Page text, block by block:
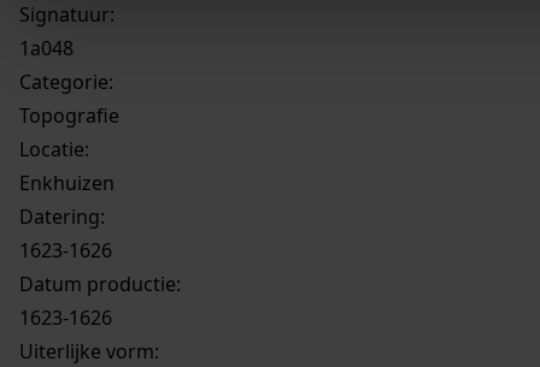
Signatuur:
1a048
Categorie:
Topografie
Locatie:
Enkhuizen
Datering:
1623-1626
Datum productie:
1623-1626
Uiterlijke vorm: